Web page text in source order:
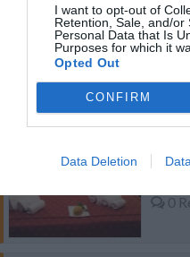
I want to opt-out of
Retention, Sale, and/or
Personal Data that Is
Purposes for which it
Opted Out
CONFIRM
Data Deletion
Punta
0